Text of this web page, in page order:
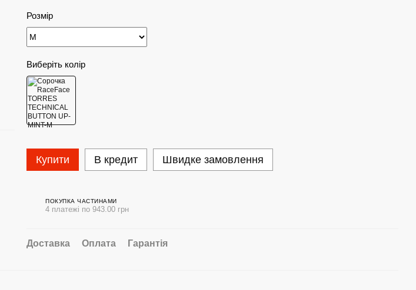
Розмір
Виберіть колір
Купити В кредит Швидке замовлення
ПОКУПКА ЧАСТИНАМИ
4 платежі по 943.00 грн
Доставка Оплата Гарантія